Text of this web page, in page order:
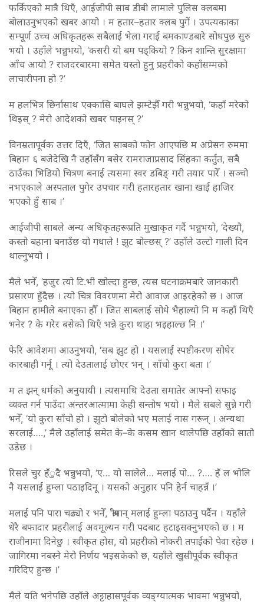
फर्किएको मात्रै थिएँ, आईजीपी साब डीबी लामाले पुलिस क्लबमा
बोलाउनुभएको खबर आयो । म हतार–हतार क्लब पुगें । उपत्यकाका
सम्पूर्ण उच्च अधिकृतहरू सबैलाई भेला गराई बमकाण्डबारे सोधपुछ सुरु
भयो । उहाँले भन्नुभयो, ‘कसरी यो बम पड्कियो ? किन शान्ति सुरक्षामा
आँच आयो ? राजदरबारमा समेत यस्तो हुनु प्रहरीको कहाँसम्मको
लाचारीपना हो ?’
म हलभित्र छिर्नासाथ एक्कासि बाघले झम्टेझैँ गरी भन्नुभयो, ‘कहाँ मरेको
थिइस् ? मेरो आदेशको खबर पाइनस् ?’
विनम्रतापूर्वक उत्तर दिएँ, ‘जित साबको फोन आएपछि म अप्रेसन रुममा
बिहान ६ बजेदेखि नै उहाँसँग बसेर रामराजाप्रसाद सिंहका कर्तुत, सबै
ठाउँका भिडियो चित्रण बनाई त्यसमा स्वर डबिङ् गरी तयार पारेँ । सञ्चो
नभएकाले अस्पताल पुगेर उपचार गरी हतारहतार खाना खाई हाजिर
भएको हुँ साब ।’
आईजीपी साबले अन्य अधिकृतहरूप्रति मुखाकृत गर्दै भन्नुभयो, ‘देख्यौ,
कस्तो बहाना बनाउँछ यो गधाले ! झुट बोल्छस् ?’ उहाँले उल्टो गाली दिन
थाल्नुभयो ।
मैले भनेँ, ‘हजुर त्यो टि.भी खोल्दा हुन्छ, त्यस घटनाक्रमबारे जानकारी
प्रसारण हुँदैछ । त्यो चित्र विवरणमा मेरो आवाज आइरहेको छ । आज
बिहान हामीले बनाएका हौँ । जित साबलाई सोधे भैहाल्यो नि म कहाँ थिएँ
भनेर ? के गरेर बसेको थिएँ भन्ने कुरा थाहा भइहाल्छ नि ।’
फेरि आवेशमा आउनुभयो, ‘सब झुट हो । यसलाई स्पष्टीकरण सोधेर
कारबाही गर्नू । त्यो देउतालाई छोएर भन् । साँचो कुरा बता ।’
म त झन् धर्मको अनुयायी । त्यसमाथि देउता समातेर आफ्नो सफाइ
व्यक्त गर्न पाउँदा अन्तरआत्मामा केही सन्तोष भयो । मैले सबले सुन्ने गरी
भनेँ, ‘यो कुरा साँचो हो । झुटो बोलेको भए मलाई नास गरून् । अन्यथा
सरलाई….,’ मैले उहाँलाई समेत के–के कसम खान थालेपछि उहाँको सातो
उडेछ ।
रिसले चुर हँुदै भन्नुभयो, ‘ए… यो सालेले… मलाई पो… ?…. हँ ल भोलि
नै यसलाई हुम्ला पठाइदिनू । यसको अनुहार पनि हेर्न चाहन्नँ ।’
मलाई पनि पारा चढ्यो र भनेँ, ‘श्रीमान् मलाई हुम्ला पठाउनु पर्दैन । यहाँले
धेरै बफादार प्रहरीलाई अवमूल्यन गरी पदबाट हटाइसक्नुभएको छ । म
राजीनामा दिनेछु । स्वीकृत होस, यो प्रहरीको नोकरी तपाईंको पेवा रहेछ ।
जागिरमा नबस्ने मेरो निर्णय भइसकेको छ, यहाँले खुसीपूर्वक स्वीकृत
गरिदिए हुन्छ ।’
मैले यति भनेपछि उहाँले अट्टाहासपूर्वक व्यङ्ग्यात्मक भावमा भन्नुभयो,